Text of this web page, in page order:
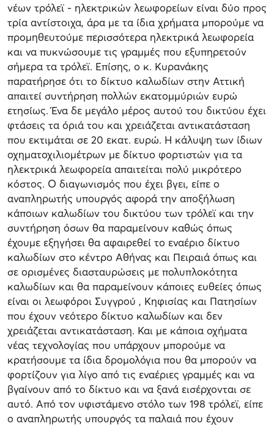
νέων τρόλεϊ - ηλεκτρικών λεωφορείων είναι δύο προς
τρία αντίστοιχα, άρα με τα ίδια χρήματα μπορούμε να
προμηθευτούμε περισσότερα ηλεκτρικά λεωφορεία
και να πυκνώσουμε τις γραμμές που εξυπηρετούν
σήμερα τα τρόλεϊ. Επίσης, ο κ. Κυρανάκης
παρατήρησε ότι το δίκτυο καλωδίων στην Αττική
απαιτεί συντήρηση πολλών εκατομμύριών ευρώ
ετησίως. Ένα δε μεγάλο μέρος αυτού του δικτύου έχει
φτάσεις τα όριά του και χρειάζεται αντικατάσταση
που εκτιμάται σε 20 εκατ. ευρώ. Η κάλυψη των ίδιων
οχηματοχιλιομέτρων με δίκτυο φορτιστών για τα
ηλεκτρικά λεωφορεία απαιτείται πολύ μικρότερο
κόστος. Ο διαγωνισμός που έχει βγει, είπε ο
αναπληρωτής υπουργός αφορά την αποξήλωση
κάποιων καλωδίων του δικτύου των τρόλεϊ και την
συντήρηση όσων θα παραμείνουν καθώς όπως
έχουμε εξηγήσει θα αφαιρεθεί το εναέριο δίκτυο
καλωδίων στο κέντρο Αθήνας και Πειραιά όπως και
σε ορισμένες διασταυρώσεις με πολυπλοκότητα
καλωδίων και θα παραμείνουν κάποιες ευθείες όπως
είναι οι λεωφόροι Συγγρού , Κηφισίας και Πατησίων
που έχουν νεότερο δίκτυο καλωδίων και δεν
χρειάζεται αντικατάσταση. Και με κάποια οχήματα
νέας τεχνολογίας που υπάρχουν μπορούμε να
κρατήσουμε τα ίδια δρομολόγια που θα μπορούν να
φορτίζουν για λίγο από τις εναέριες γραμμές και να
βγαίνουν από το δίκτυο και να ξανά εισέρχονται σε
αυτό. Από τον υφιστάμενο στόλο των 198 τρόλεϊ, είπε
ο αναπληρωτής υπουργός τα παλαιά που έχουν